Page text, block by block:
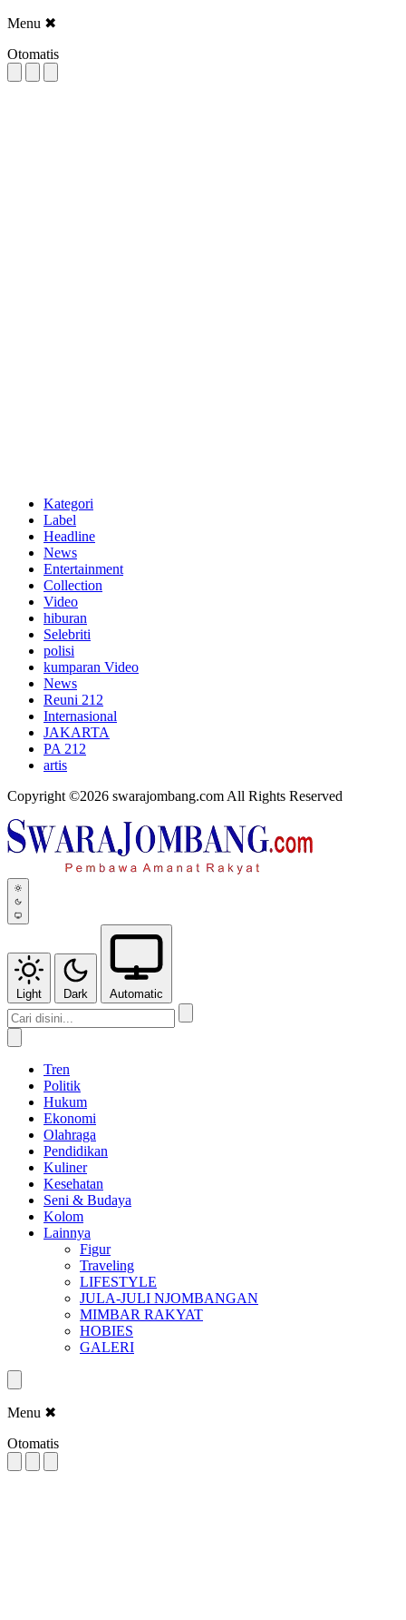
Menu ✖
Otomatis
Kategori
Label
Headline
News
Entertainment
Collection
Video
hiburan
Selebriti
polisi
kumparan Video
News
Reuni 212
Internasional
JAKARTA
PA 212
artis
Copyright ©2026 swarajombang.com All Rights Reserved
Light Dark Automatic
Tren
Politik
Hukum
Ekonomi
Olahraga
Pendidikan
Kuliner
Kesehatan
Seni & Budaya
Kolom
Lainnya
Figur
Traveling
LIFESTYLE
JULA-JULI NJOMBANGAN
MIMBAR RAKYAT
HOBIES
GALERI
Menu ✖
Otomatis